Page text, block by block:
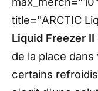
title="ARCTIC
Liquid Freezer
de la place
certains